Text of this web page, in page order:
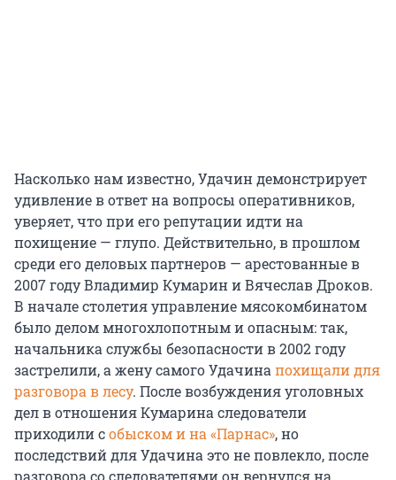
Насколько нам известно, Удачин демонстрирует
удивление в ответ на вопросы оперативников,
уверяет, что при его репутации идти на
похищение — глупо. Действительно, в прошлом
среди его деловых партнеров — арестованные в
2007 году Владимир Кумарин и Вячеслав Дроков.
В начале столетия управление мясокомбинатом
было делом многохлопотным и опасным: так,
начальника службы безопасности в 2002 году
застрелили, а жену самого Удачина похищали для
разговора в лесу. После возбуждения уголовных
дел в отношения Кумарина следователи
приходили собыском и на «Парнас», но
последствий для Удачина это не повлекло, после
разговора со следователями он вернулся на